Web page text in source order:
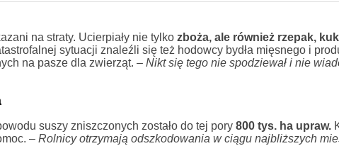
na straty. Ucierpiały nie tylkozboża, ale również rzepak,
sytuacji znaleźli się też hodowcy bydła mięsnego i
na pasze dla zwierząt. – Nikt się tego nie spodziewał i nie
suszy zniszczonych zostało do tej pory 800 tys. ha upraw.
– Rolnicy otrzymają odszkodowania w ciągu najbliższych